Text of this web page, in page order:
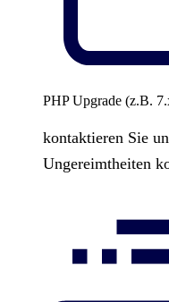
PHP Upgrade (z.B.
kontaktieren Sie
Ungereimtheiten